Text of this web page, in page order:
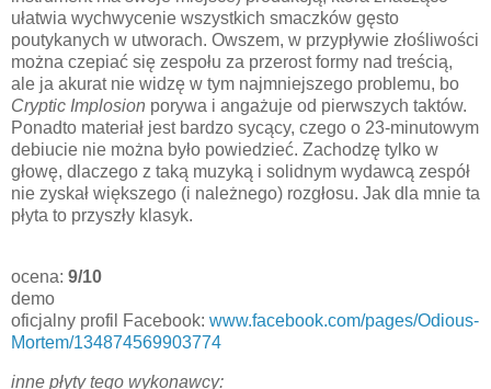
ułatwia wychwycenie wszystkich smaczków gęsto
poutykanych w utworach. Owszem, w przypływie złośliwości
można czepiać się zespołu za przerost formy nad treścią,
ale ja akurat nie widzę w tym najmniejszego problemu, bo
Cryptic Implosion porywa i angażuje od pierwszych taktów.
Ponadto materiał jest bardzo sycący, czego o 23-minutowym
debiucie nie można było powiedzieć. Zachodzę tylko w
głowę, dlaczego z taką muzyką i solidnym wydawcą zespół
nie zyskał większego (i należnego) rozgłosu. Jak dla mnie ta
płyta to przyszły klasyk.
ocena: 9/10
demo
oficjalny profil Facebook: www.facebook.com/pages/Odious-
Mortem/134874569903774
inne płyty tego wykonawcy: